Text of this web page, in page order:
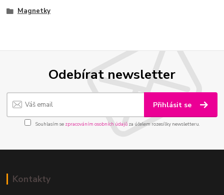
Magnetky
Odebírat newsletter
Přihlásit se
Souhlasím se zpracováním osobních údajůza účelem rozesílky newsletteru.
Kontakty